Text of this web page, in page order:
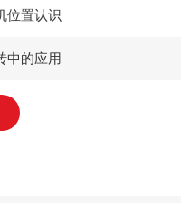
位置认识
中的应用